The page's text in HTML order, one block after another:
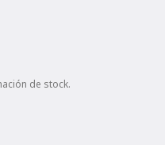
de stock.